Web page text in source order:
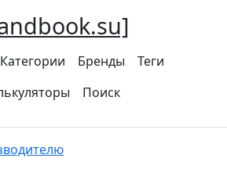
Категории Бренды
Теги
Поиск